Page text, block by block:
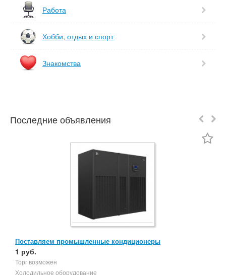
Работа
Хобби, отдых и спорт
Знакомства
Последние объявления
Поставляем промышленные кондиционеры
1 руб.
Торг возможен
Холодильное оборудование